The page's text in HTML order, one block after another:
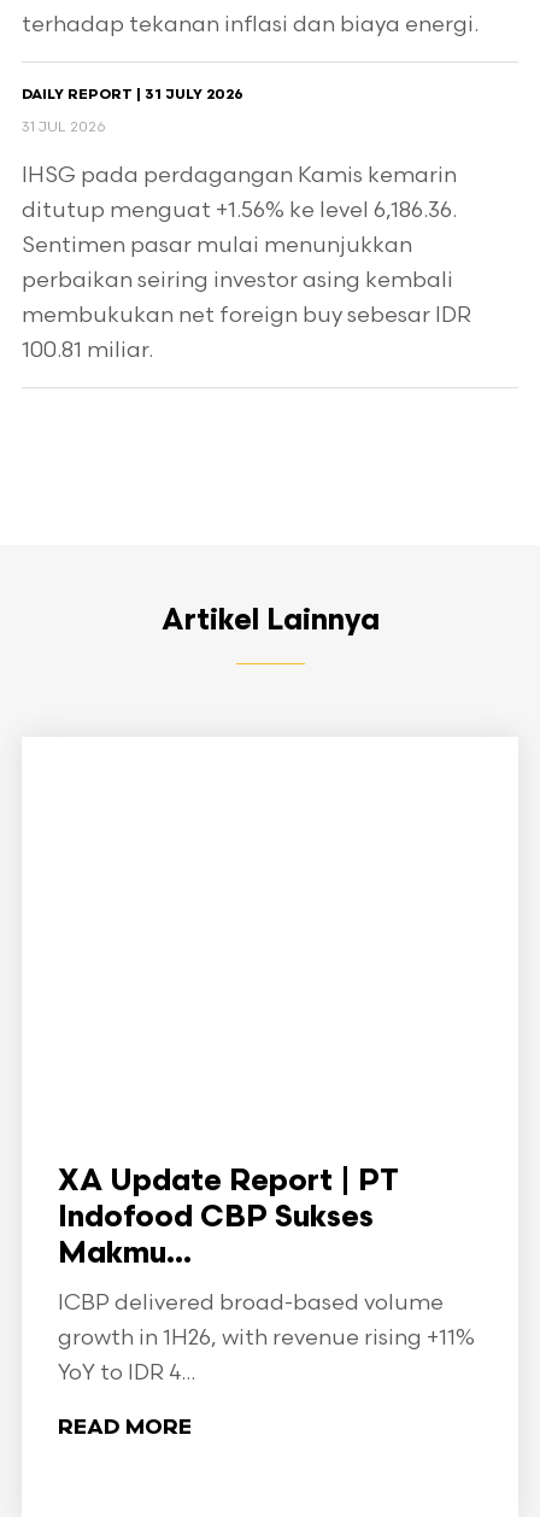
terhadap tekanan inflasi dan biaya energi.
DAILY REPORT | 31 JULY 2026
31 JUL 2026
IHSG pada perdagangan Kamis kemarin
ditutup menguat +1.56% ke level 6,186.36.
Sentimen pasar mulai menunjukkan
perbaikan seiring investor asing kembali
membukukan net foreign buy sebesar IDR
100.81 miliar.
Artikel Lainnya
XA Update Report | PT
Indofood CBP Sukses
Makmu...
ICBP delivered broad-based volume
growth in 1H26, with revenue rising +11%
YoY to IDR 4...
READ MORE